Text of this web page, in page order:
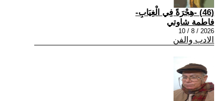
(46) -هِجْرَةً فِي الْغِيَابِ-
فاطمة شاوتي
2026 / 8 / 10
الادب والفن